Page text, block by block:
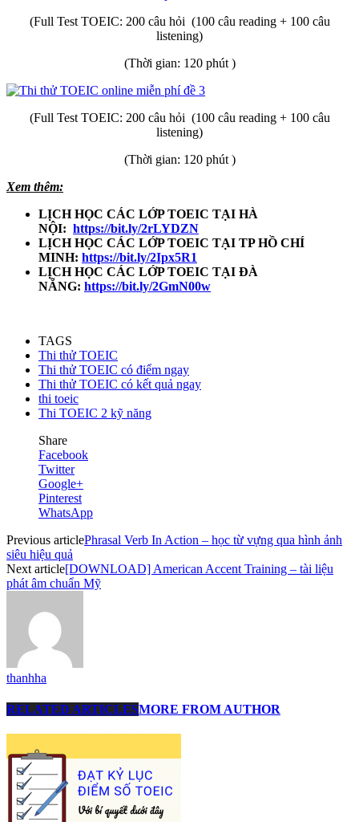
(Full Test TOEIC: 200 câu hỏi (100 câu reading + 100 câu
listening)
(Thời gian: 120 phút )
(Full Test TOEIC: 200 câu hỏi (100 câu reading + 100 câu
listening)
(Thời gian: 120 phút )
Xem thêm:
LỊCH HỌC CÁC LỚP TOEIC TẠI HÀ
NỘI: https://bit.ly/2rLYDZN
LỊCH HỌC CÁC LỚP TOEIC TẠI TP HỒ CHÍ
MINH: https://bit.ly/2Ipx5R1
LỊCH HỌC CÁC LỚP TOEIC TẠI ĐÀ
NẴNG: https://bit.ly/2GmN00w​
TAGS
Thi thử TOEIC
Thi thử TOEIC có điểm ngay
Thi thử TOEIC có kết quả ngay
thi toeic
Thi TOEIC 2 kỹ năng
Share
Facebook
Twitter
Google+
Pinterest
WhatsApp
Previous articlePhrasal Verb In Action – học từ vựng qua hình ảnh
siêu hiệu quả
Next article[DOWNLOAD] American Accent Training – tài liệu
phát âm chuẩn Mỹ
thanhha
RELATED ARTICLESMORE FROM AUTHOR